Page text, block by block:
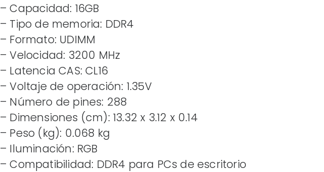
1.35V
NEGRO
cantidad
– Capacidad: 16GB
– Tipo de memoria: DDR4
– Formato: UDIMM
– Velocidad: 3200 MHz
– Latencia CAS: CL16
– Voltaje de operación: 1.35V
– Número de pines: 288
– Dimensiones (cm): 13.32 x 3.12 x 0.14
– Peso (kg): 0.068 kg
– Iluminación: RGB
– Compatibilidad: DDR4 para PCs de escritorio